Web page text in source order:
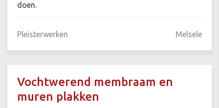
doen.
Pleisterwerken Melsele
Vochtwerend membraam en
muren plakken